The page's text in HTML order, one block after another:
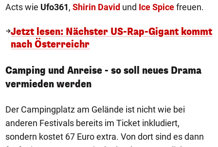
Acts wie Ufo361, Shirin David und Ice Spicefreuen.
Jetzt lesen: Nächster US-Rap-Gigant kommt
nach Österreichr
Camping und Anreise - so soll neues Drama
vermieden werden
Der Campingplatz am Gelände ist nicht wie bei
anderen Festivals bereits im Ticket inkludiert,
sondern kostet 67 Euro extra. Von dort sind es dann